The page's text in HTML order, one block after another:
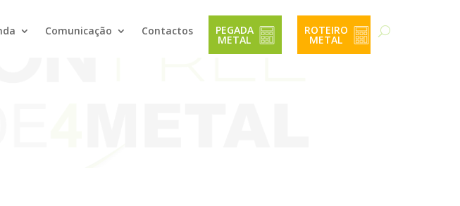
Comunicação Contactos PEGADA
METAL
ROTEIRO
METAL